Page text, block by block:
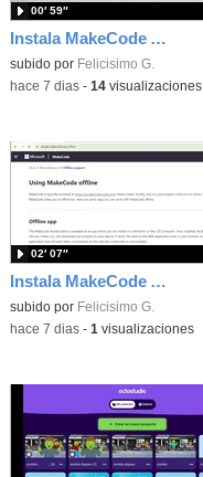
Instala MakeCode Arcade para trabajar offline en tu tablet, ordenador, Chromebook
Contenido educativo.
subido por Felicisimo G.
00′ 59″
-hace 7 dias- 14visualizaciones
Instala MakeCode Arcade offline para programar grandes juegos sin necesidad de Internet
Contenido educativo.
subido por Felicisimo G.
02′ 07″
-hace 7 dias- 1 visualizaciones